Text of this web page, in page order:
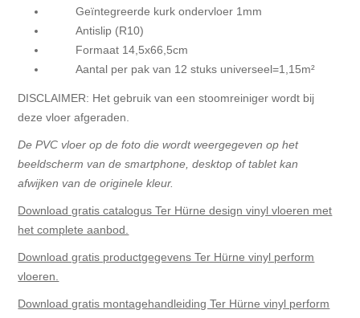
Geïntegreerde kurk ondervloer 1mm
Antislip (R10)
Formaat 14,5x66,5cm
Aantal per pak van 12 stuks universeel=1,15m²
DISCLAIMER: Het gebruik van een stoomreiniger wordt bij
deze vloer afgeraden.
De PVC vloer op de foto die wordt weergegeven op het
beeldscherm van de smartphone, desktop of tablet kan
afwijken van de originele kleur.
Download gratis catalogus Ter Hürne design vinyl vloeren met
het complete aanbod.
Download gratis productgegevens Ter Hürne vinyl perform
vloeren.
Download gratis montagehandleiding Ter Hürne vinyl perform